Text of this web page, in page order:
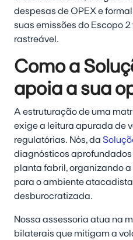
despesas de OPEX e
suas emissões do Escopo
rastreável.
Como a
apoia a sua
A estruturação de uma
exige a leitura apurada de
regulatórias. Nós, da
diagnósticos
planta fabril, organizando
para o ambiente
desburocratizada.
Nossa assessoria atua na
bilaterais que mitigam a